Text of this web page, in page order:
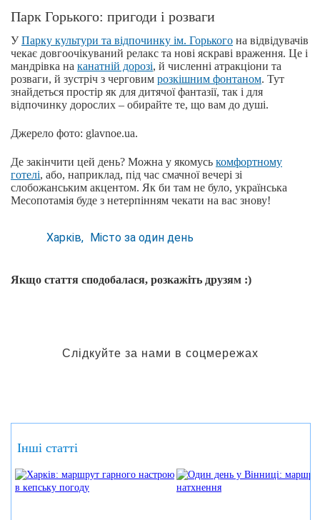
Парк Горького: пригоди і розваги
УПарку культури та відпочинку ім. Горького на відвідувачів
чекає довгоочікуваний релакс та нові яскраві враження. Це і
мандрівка на канатній дорозі, й численні атракціони та
розваги, й зустріч з черговим розкішним фонтаном. Тут
знайдеться простір як для дитячої фантазії, так і для
відпочинку дорослих – обирайте те, що вам до душі.
Джерело фото: glavnoe.ua.
Де закінчити цей день? Можна у якомусь комфортному
готелі, або, наприклад, під час смачної вечері зі
слобожанським акцентом. Як би там не було, українська
Месопотамія буде з нетерпінням чекати на вас знову!
Харків Місто за один день
Якщо стаття сподобалася, розкажіть друзям :)
Слідкуйте за нами в соцмережах
Інші статті